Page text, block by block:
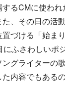
るCMに使われ
、その日の活
づける「始ま
ふさわしいポ
グライターの
内容でもあるの